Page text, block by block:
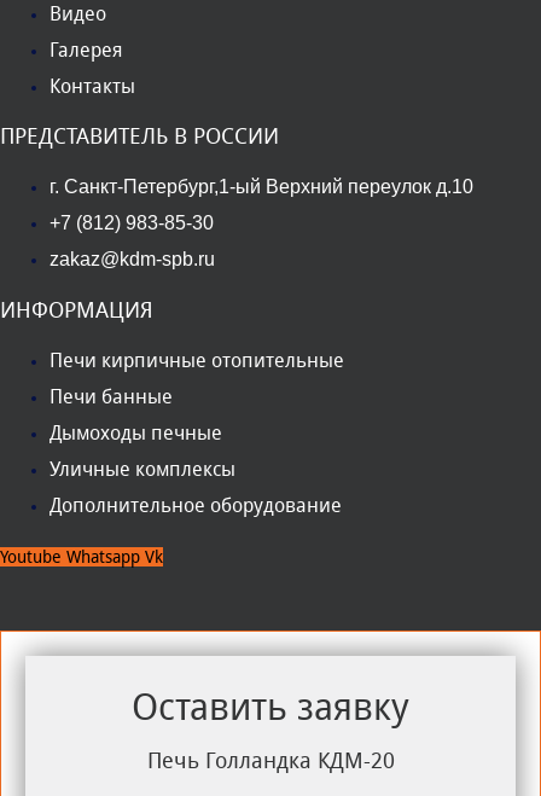
Видео
Галерея
Контакты
ПРЕДСТАВИТЕЛЬ В РОССИИ
г. Санкт-Петербург,1-ый Верхний переулок д.10
+7 (812) 983-85-30
zakaz@kdm-spb.ru
ИНФОРМАЦИЯ
Печи кирпичные отопительные
Печи банные
Дымоходы печные
Уличные комплексы
Дополнительное оборудование
Youtube Whatsapp Vk
Оставить заявку
Печь Голландка КДМ-20